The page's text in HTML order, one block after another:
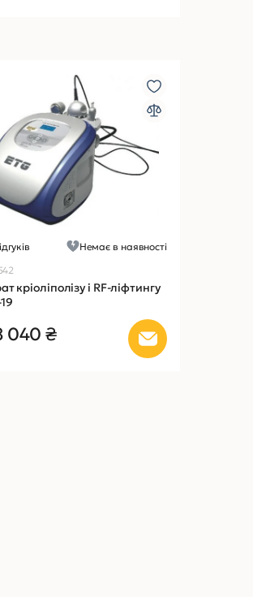
Немає в наявності
кріоліполізу і RF-ліфтингу
040 ₴